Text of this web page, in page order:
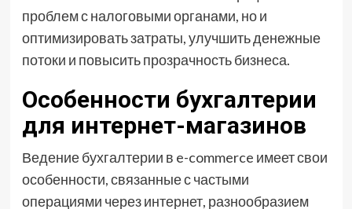
проблем с налоговыми органами, но и
оптимизировать затраты, улучшить денежные
потоки и повысить прозрачность бизнеса.
Особенности бухгалтерии
для интернет-магазинов
Ведение бухгалтерии в e-commerce имеет свои
особенности, связанные с частыми
операциями через интернет, разнообразием